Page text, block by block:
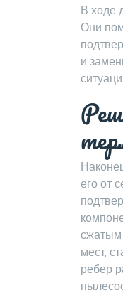
В ходе
Они
и
его от
сжатым
мест,
ребер